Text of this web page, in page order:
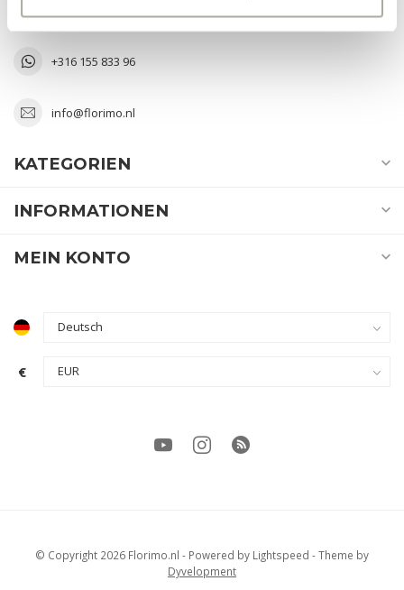
Nederland
+316 155 833 96
info@florimo.nl
KATEGORIEN
INFORMATIONEN
MEIN KONTO
€
© Copyright 2026 Florimo.nl - Powered by Lightspeed - Theme by
Dyvelopment